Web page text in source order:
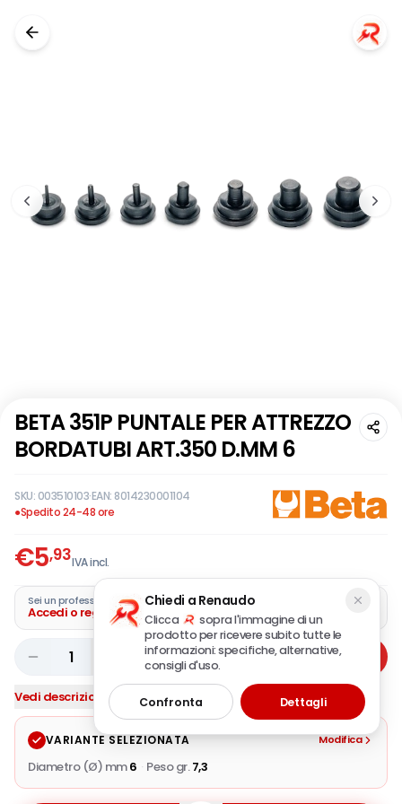
BETA 351P PUNTALE PER ATTREZZO
BORDATUBI ART.350 D.MM 6
SKU:003510103·EAN: 8014230001104
●Spedito 24-48 ore
€5,93IVA incl.
Sei un professionista?
Accedi o registra la tua azienda
1 Aggiungi
Vedi descrizione completa
VARIANTE SELEZIONATA Modifica
Diametro (Ø) mm6 · Peso gr. 7,3
Chiedi a Renaudo
Clicca
sopra l'immagine di un
prodotto per ricevere subito tutte le
informazioni: specifiche, alternative,
consigli d'uso.
Confronta Dettagli